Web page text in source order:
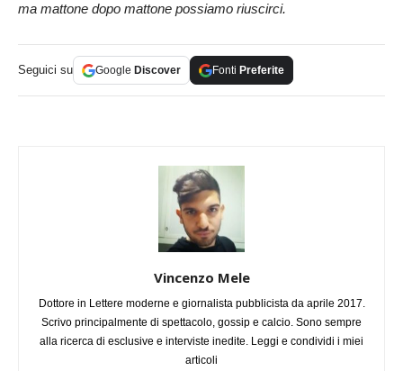
ma mattone dopo mattone possiamo riuscirci.
Seguici su Google Discover Fonti Preferite
Vincenzo Mele
Dottore in Lettere moderne e giornalista pubblicista da aprile 2017.
Scrivo principalmente di spettacolo, gossip e calcio. Sono sempre
alla ricerca di esclusive e interviste inedite. Leggi e condividi i miei
articoli